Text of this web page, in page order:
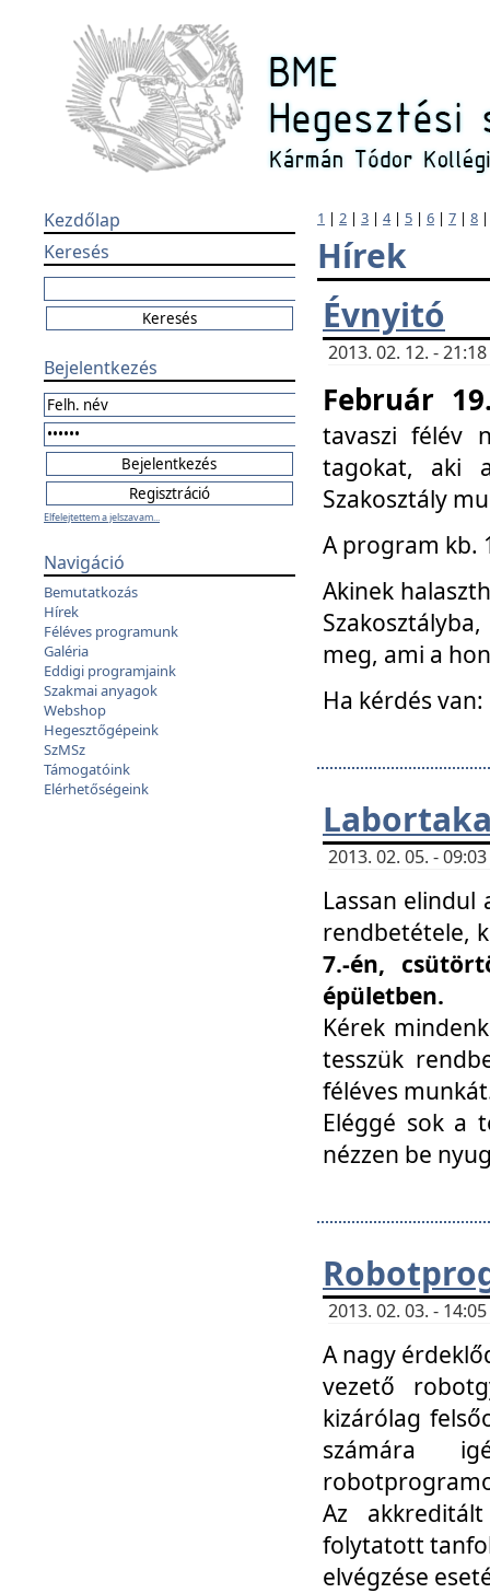
Kezdőlap
Keresés
Bejelentkezés
Elfelejtettem a jelszavam...
Navigáció
Bemutatkozás
Hírek
Féléves programunk
Galéria
Eddigi programjaink
Szakmai anyagok
Webshop
Hegesztőgépeink
SzMSz
Támogatóink
Elérhetőségeink
1 | 2 | 3 | 4| 5 | 6 | 7 | 8
Hírek
Évnyitó
2013. 02. 12. -
Február
tavaszi félév
tagokat, aki
Szakosztály
A program kb.
Akinek
meg, ami a
Ha kérdés
2013. 02. 05. -
Lassan elindul
rendbetétele,
7.-én,
épületben.
Kérek
tesszük
féléves
Eléggé sok a
nézzen be
2013. 02. 03. -
A nagy
vezető
kizárólag
számára
Az
folytatott
elvégzése